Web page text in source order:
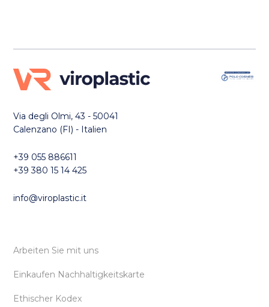
Via degli Olmi, 43 - 50041
Calenzano (FI) - Italien
+39 055 886611
+39 380 15 14 425
info@viroplastic.it
Arbeiten Sie mit uns
Einkaufen Nachhaltigkeitskarte
Ethischer Kodex